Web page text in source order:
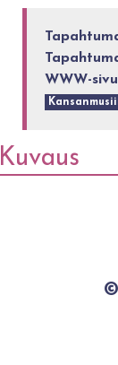
WWW-
Kuvaus
©